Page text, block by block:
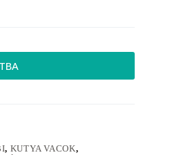
, KUTYA VACOK,